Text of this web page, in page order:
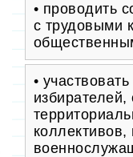
• проводить
с трудовыми
•